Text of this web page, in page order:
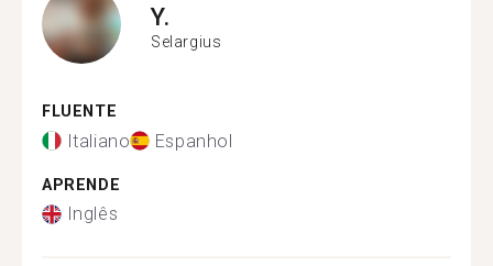
Y.
Selargius
FLUENTE
Italiano Espanhol
APRENDE
Inglês